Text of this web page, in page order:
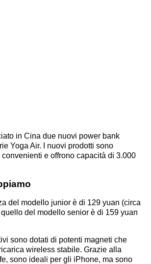
in Cina due nuovi power bank
Yoga Air. I nuovi prodotti sono
e offrono capacità di 3.000
del modello junior è di 129 yuan (circa
del modello senior è di 159 yuan
sono dotati di potenti magneti che
wireless stabile. Grazie alla
sono ideali per gli iPhone, ma sono